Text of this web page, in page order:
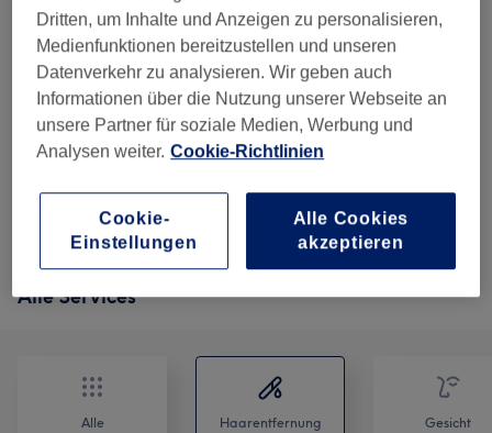
10 Min.Details anzeigen
Damen - Dauerhafte
Haarentfernung - Arme komplett,
Achseln, Beine komplett & Intim inkl.
Pofalte
45 Min.Details anzeigen
99 €
150 €
Auswählen
5 weitere passende Services anzeigen...
Nicht gefunden wonach du gesucht hast?
Alle Services
Alle Haarentfernung Gesicht
Dritten, um Inhalte und Anzeigen zu personalisieren,
Medienfunktionen bereitzustellen und unseren
Datenverkehr zu analysieren. Wir geben auch
Informationen über die Nutzung unserer Webseite an
unsere Partner für soziale Medien, Werbung und
Analysen weiter. Cookie-Richtlinien
Cookie-
Einstellungen
Alle Cookies
akzeptieren